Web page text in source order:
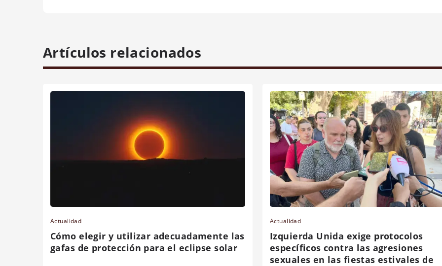
Artículos relacionados
Actualidad
Cómo elegir y utilizar adecuadamente las
gafas de protección para el eclipse solar
Actualidad
Izquierda Unida exige protocolos
específicos contra las agresiones
sexuales en las fiestas estivales de